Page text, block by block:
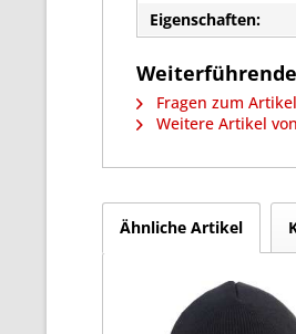
Eigenschaften:
Fragen zum
Weitere Artikel
Ähnliche Artikel